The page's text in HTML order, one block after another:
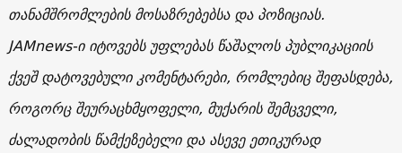
თანამშრომლების მოსაზრებებსა და პოზიციას.
JAMnews-ი იტოვებს უფლებას წაშალოს პუბლიკაციის
ქვეშ დატოვებული კომენტარები, რომლებიც შეფასდება,
როგორც შეურაცხმყოფელი, მუქარის შემცველი,
ძალადობის წამქეზებელი და ასევე ეთიკურად